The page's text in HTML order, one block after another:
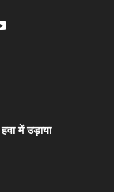
में उड़ाया